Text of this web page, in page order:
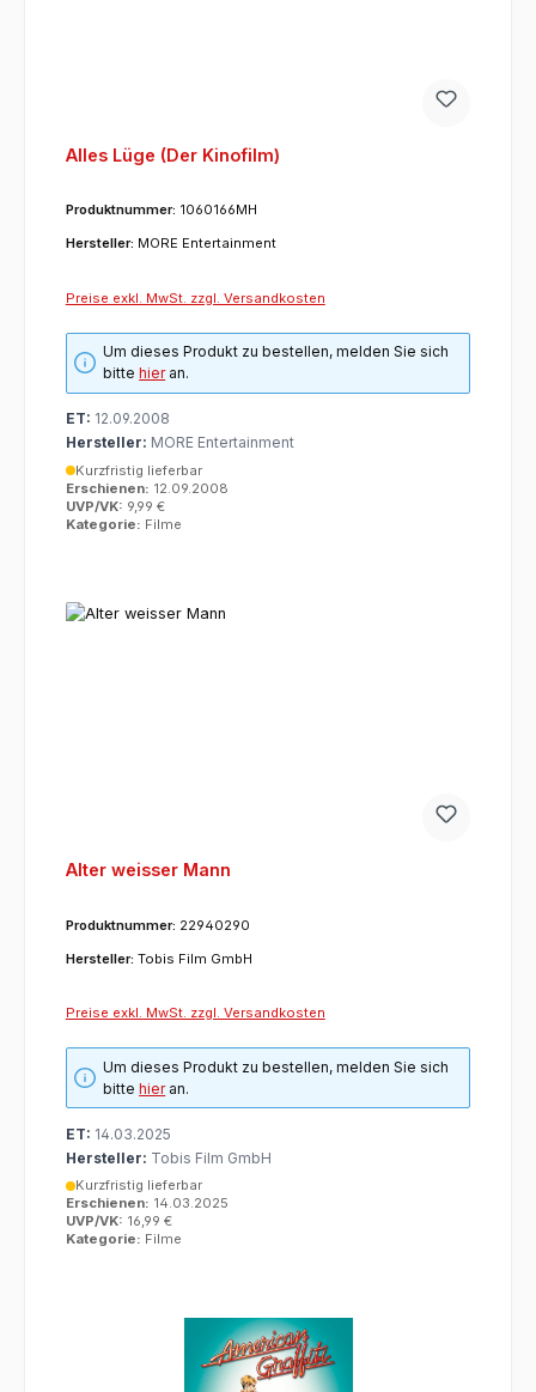
Alles Lüge (Der Kinofilm)
Produktnummer: 1060166MH
Hersteller: MORE Entertainment
Preise exkl. MwSt. zzgl. Versandkosten
Um dieses Produkt zu bestellen, melden Sie sich
bittehieran.
ET: 12.09.2008
Hersteller: MORE Entertainment
Kurzfristig lieferbar
Erschienen: 12.09.2008
UVP/VK: 9,99 €
Kategorie: Filme
Alter weisser Mann
Produktnummer: 22940290
Hersteller: Tobis Film GmbH
Preise exkl. MwSt. zzgl. Versandkosten
Um dieses Produkt zu bestellen, melden Sie sich
bittehieran.
ET: 14.03.2025
Hersteller: Tobis Film GmbH
Kurzfristig lieferbar
Erschienen: 14.03.2025
UVP/VK: 16,99 €
Kategorie: Filme